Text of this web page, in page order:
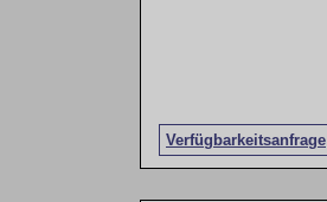
Verfügbarkeitsanfrage